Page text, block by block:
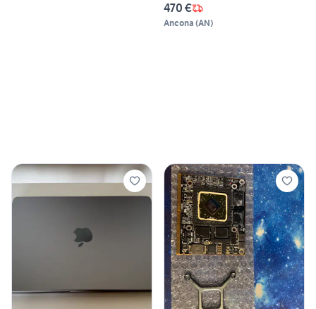
470 €
Ancona (AN)